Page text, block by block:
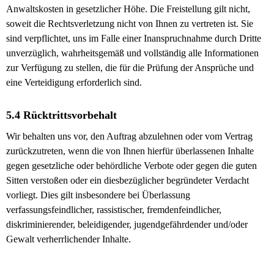
Anwaltskosten in gesetzlicher Höhe. Die Freistellung gilt nicht,
soweit die Rechtsverletzung nicht von Ihnen zu vertreten ist. Sie
sind verpflichtet, uns im Falle einer Inanspruchnahme durch Dritte
unverzüglich, wahrheitsgemäß und vollständig alle Informationen
zur Verfügung zu stellen, die für die Prüfung der Ansprüche und
eine Verteidigung erforderlich sind.
5.4 Rücktrittsvorbehalt
Wir behalten uns vor, den Auftrag abzulehnen oder vom Vertrag
zurückzutreten, wenn die von Ihnen hierfür überlassenen Inhalte
gegen gesetzliche oder behördliche Verbote oder gegen die guten
Sitten verstoßen oder ein diesbezüglicher begründeter Verdacht
vorliegt. Dies gilt insbesondere bei Überlassung
verfassungsfeindlicher, rassistischer, fremdenfeindlicher,
diskriminierender, beleidigender, jugendgefährdender und/oder
Gewalt verherrlichender Inhalte.